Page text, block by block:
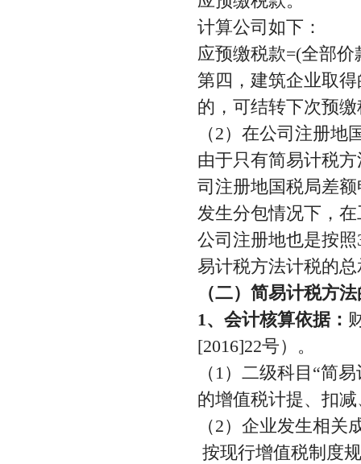
计算公司如下：
应预缴税款=(全部价
第四，建筑企业取
的，可结转下次预
（2）在公司注册
由于只有简易计税
司注册地国税局差
发生分包情况下，
公司注册地也是按
易计税方法计税的
（二）简易计税方
1、会计核算依据：
[2016]22号）。
（1）二级科目“简
的增值税计提、扣
（2）企业发生相
按现行增值税制度